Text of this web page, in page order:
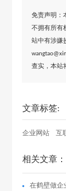
免责声明：
不拥有所有
站中有涉嫌
查实，本站
文章标签:
企业网站 互
相关文章：
在鹤壁做企